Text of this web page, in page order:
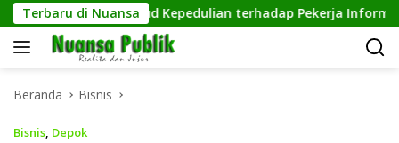
Langsung
ke
konten
Terbaru di Nuansa
Tangguh, Wujud Kepedulian terhadap Pekerja Informal
Beranda Bisnis
Bisnis, Depok